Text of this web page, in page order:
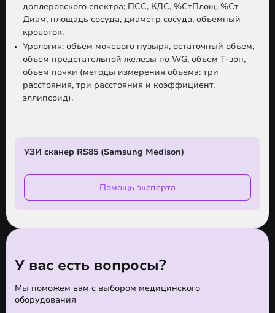
доплеровского спектра; ПСС, КДС, %СтПлощ, %Ст
Диам, площадь сосуда, диаметр сосуда, объемный
кровоток.
Урология: объем мочевого пузыря, остаточный объем,
объем предстательной железы по WG, объем Т-зон,
объем почки (методы измерения объема: три
расстояния, три расстояния и коэффициент,
эллипсоид).
УЗИ сканер RS85 (Samsung Medison)
Помощь эксперта
У вас есть вопросы?
Мы поможем вам с выбором медицинского
оборудования